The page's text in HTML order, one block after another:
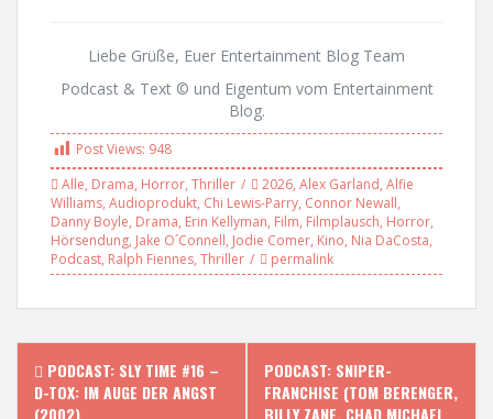
Liebe Grüße, Euer Entertainment Blog Team
Podcast & Text © und Eigentum vom Entertainment
Blog.
Post Views: 948
Alle, Drama, Horror, Thriller 2026, Alex Garland, Alfie
Williams, Audioprodukt, Chi Lewis-Parry, Connor Newall,
Danny Boyle, Drama, Erin Kellyman, Film, Filmplausch, Horror,
Hörsendung, Jake O´Connell, Jodie Comer, Kino, Nia DaCosta,
Podcast, Ralph Fiennes, Thriller permalink
P PODCAST: SLY TIME #16 –
D-TOX: IM AUGE DER ANGST
(2002)
PODCAST: SNIPER-
FRANCHISE (TOM BERENGER,
BILLY ZANE, CHAD MICHAEL